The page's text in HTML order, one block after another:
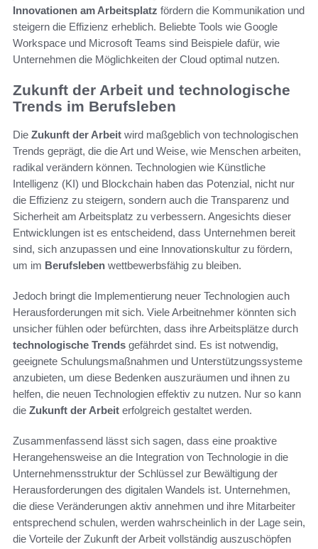
Innovationen am Arbeitsplatz fördern die Kommunikation und
steigern die Effizienz erheblich. Beliebte Tools wie Google
Workspace und Microsoft Teams sind Beispiele dafür, wie
Unternehmen die Möglichkeiten der Cloud optimal nutzen.
Zukunft der Arbeit und technologische
Trends im Berufsleben
Die Zukunft der Arbeit wird maßgeblich von technologischen
Trends geprägt, die die Art und Weise, wie Menschen arbeiten,
radikal verändern können. Technologien wie Künstliche
Intelligenz (KI) und Blockchain haben das Potenzial, nicht nur
die Effizienz zu steigern, sondern auch die Transparenz und
Sicherheit am Arbeitsplatz zu verbessern. Angesichts dieser
Entwicklungen ist es entscheidend, dass Unternehmen bereit
sind, sich anzupassen und eine Innovationskultur zu fördern,
um im Berufsleben wettbewerbsfähig zu bleiben.
Jedoch bringt die Implementierung neuer Technologien auch
Herausforderungen mit sich. Viele Arbeitnehmer könnten sich
unsicher fühlen oder befürchten, dass ihre Arbeitsplätze durch
technologische Trends gefährdet sind. Es ist notwendig,
geeignete Schulungsmaßnahmen und Unterstützungssysteme
anzubieten, um diese Bedenken auszuräumen und ihnen zu
helfen, die neuen Technologien effektiv zu nutzen. Nur so kann
die Zukunft der Arbeit erfolgreich gestaltet werden.
Zusammenfassend lässt sich sagen, dass eine proaktive
Herangehensweise an die Integration von Technologie in die
Unternehmensstruktur der Schlüssel zur Bewältigung der
Herausforderungen des digitalen Wandels ist. Unternehmen,
die diese Veränderungen aktiv annehmen und ihre Mitarbeiter
entsprechend schulen, werden wahrscheinlich in der Lage sein,
die Vorteile der Zukunft der Arbeit vollständig auszuschöpfen